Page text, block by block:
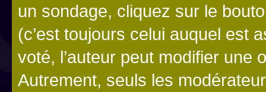
un sondage, cliquez sur le
(c’est toujours celui auquel est
voté, l’auteur peut modifier une
Autrement, seuls les